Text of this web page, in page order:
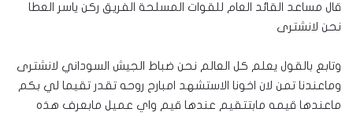
قال مساعد القائد العام للقوات المسلحة الفريق ركن ياسر العطا
نحن لانشترى
وتابع بالقول يعلم كل العالم نحن ضباط الجيش السوداني لانشترى
وماعندنا تمن لان اخونا الاستشهد امبارح روحه تقدر تقيما لي بكم
ماعندها قيمه مابتتقيم عندها قيم واي عميل مابعرف هذه